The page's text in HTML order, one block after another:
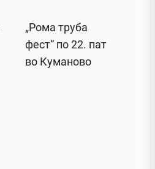
„Рома труба
фест“ по 22. пат
во Куманово